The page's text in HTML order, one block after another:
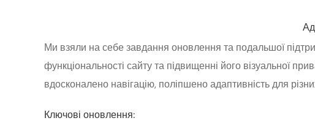
Ми взяли на себе завдання оновлення та подальшої
функціональності сайту та підвищенні його візуальної
вдосконалено навігацію, поліпшено адаптивність для
Ключові оновлення: